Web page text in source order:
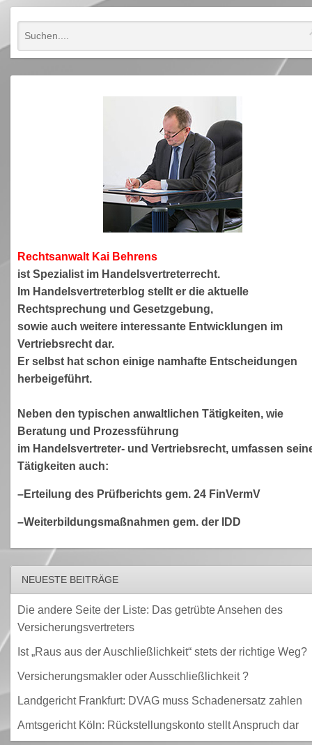
Rechtsanwalt Kai Behrens
ist Spezialist im Handelsvertreterrecht.
Im Handelsvertreterblog stellt er die aktuelle
Rechtsprechung und Gesetzgebung,
sowie auch weitere interessante Entwicklungen im
Vertriebsrecht dar.
Er selbst hat schon einige namhafte Entscheidungen
herbeigeführt.
Neben den typischen anwaltlichen Tätigkeiten, wie
Beratung und Prozessführung
im Handelsvertreter- und Vertriebsrecht, umfassen
Tätigkeiten auch:
–Erteilung des Prüfberichts gem. 24 FinVermV
–Weiterbildungsmaßnahmen gem. der IDD
NEUESTE BEITRÄGE
Die andere Seite der Liste: Das getrübte Ansehen des
Versicherungsvertreters
Ist „Raus aus der Auschließlichkeit“ stets der richtige Weg?
Versicherungsmakler oder Ausschließlichkeit ?
Landgericht Frankfurt: DVAG muss Schadenersatz zahlen
Amtsgericht Köln: Rückstellungskonto stellt Anspruch dar